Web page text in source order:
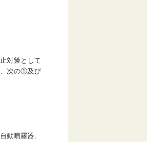
対策として
、次の①及び
動噴霧器、